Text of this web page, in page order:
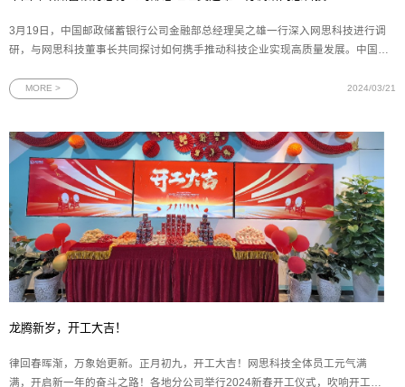
3月19日，中国邮政储蓄银行公司金融部总经理吴之雄一行深入网思科技进行调
研，与网思科技董事长共同探讨如何携手推动科技企业实现高质量发展。中国邮
夏春林、马天楠，广东省分行公司金融部副总经理倪君，广州市分行副行长杨
MORE > 2024/03/21
龙腾新岁，开工大吉！
律回春晖渐，万象始更新。正月初九，开工大吉！网思科技全体员工元气满
满，开启新一年的奋斗之路！各地分公司举行2024新春开工仪式，吹响开工